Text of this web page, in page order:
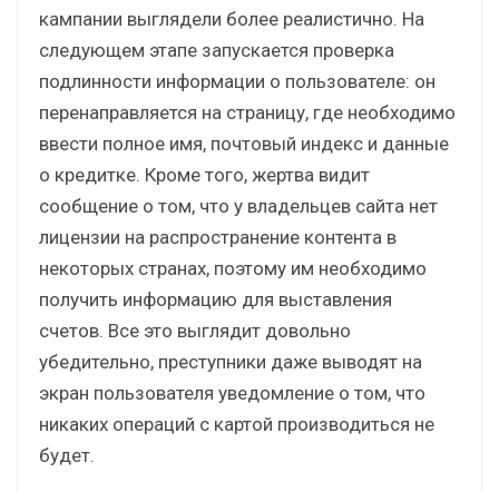
кампании выглядели более реалистично. На
следующем этапе запускается проверка
подлинности информации о пользователе: он
перенаправляется на страницу, где необходимо
ввести полное имя, почтовый индекс и данные
о кредитке. Кроме того, жертва видит
сообщение о том, что у владельцев сайта нет
лицензии на распространение контента в
некоторых странах, поэтому им необходимо
получить информацию для выставления
счетов. Все это выглядит довольно
убедительно, преступники даже выводят на
экран пользователя уведомление о том, что
никаких операций с картой производиться не
будет.